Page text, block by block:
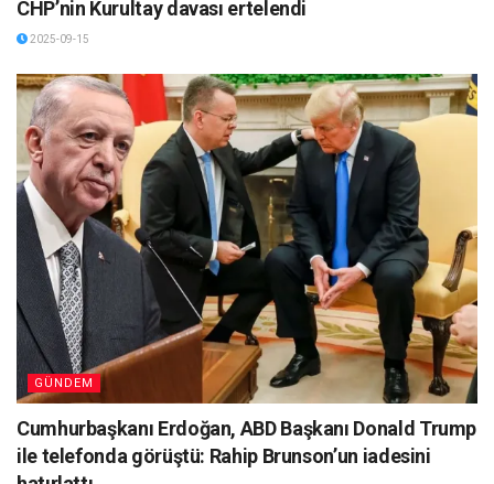
CHP’nin Kurultay davası ertelendi
2025-09-15
GÜNDEM
Cumhurbaşkanı Erdoğan, ABD Başkanı Donald Trump
ile telefonda görüştü: Rahip Brunson’un iadesini